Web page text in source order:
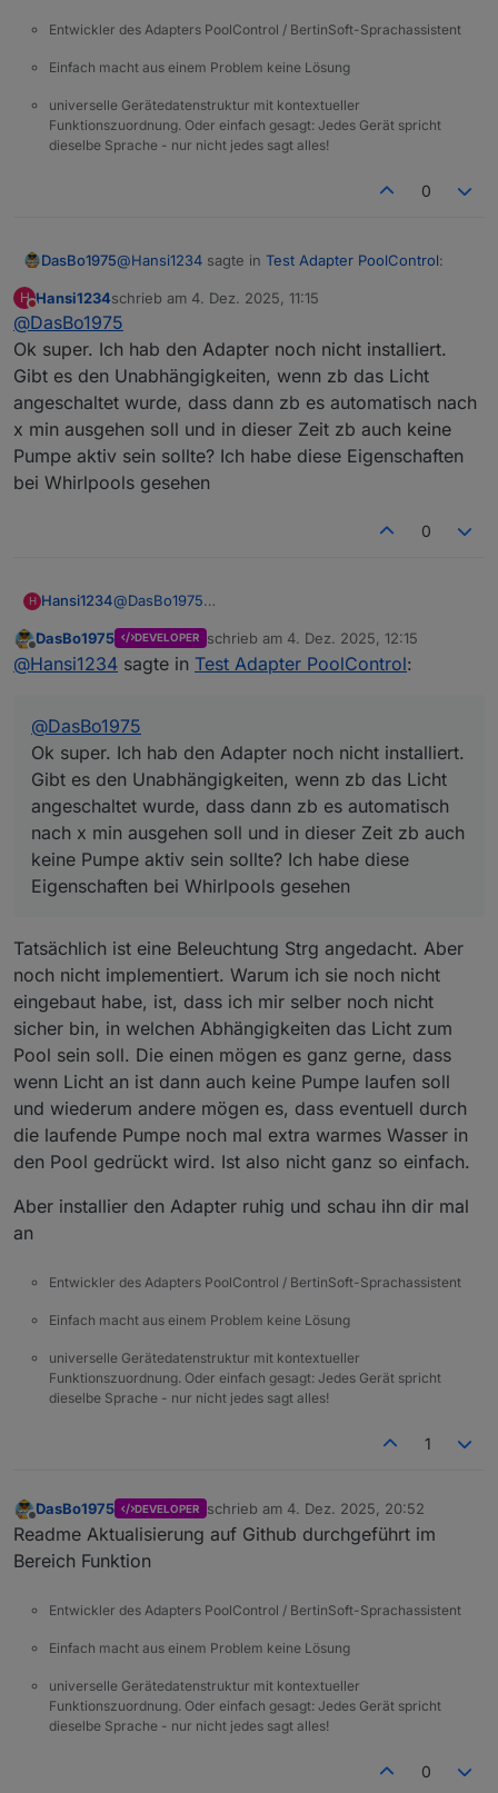
Entwickler des Adapters PoolControl / BertinSoft-Sprachassistent
Einfach macht aus einem Problem keine Lösung
universelle Gerätedatenstruktur mit kontextueller
Funktionszuordnung. Oder einfach gesagt: Jedes Gerät spricht
dieselbe Sprache - nur nicht jedes sagt alles!
0
DasBo1975@Hansi1234 sagte in Test Adapter PoolControl:
der GitHub Seite aktuell? Ich hab ein paar
Ideen, welche da z.B. nicht aufgeführt sind.
Hallo. Ideen und Anregung am besten hier im
Forum posten. Unabhängig davon, wie aktuell die
Auflistung auf github ist. Geht hab selber ist aber
auf einem relativ aktuellem Stand.
H
Nicht stören
Hansi1234schrieb am 4. Dez. 2025, 11:15
zuletzt editiert von
@DasBo1975
Ok super. Ich hab den Adapter noch nicht installiert.
Gibt es den Unabhängigkeiten, wenn zb das Licht
angeschaltet wurde, dass dann zb es automatisch nach
x min ausgehen soll und in dieser Zeit zb auch keine
Pumpe aktiv sein sollte? Ich habe diese Eigenschaften
bei Whirlpools gesehen
0
H Hansi1234@DasBo1975
Gibt es den Unabhängigkeiten, wenn zb das Licht
angeschaltet wurde, dass dann zb es automatisch
Eigenschaften bei Whirlpools gesehen
Offline
DasBo1975 DEVELOPER schrieb am 4. Dez. 2025, 12:15
zuletzt editiert von
@Hansi1234 sagte in Test Adapter PoolControl:
@DasBo1975
Ok super. Ich hab den Adapter noch nicht installiert.
Gibt es den Unabhängigkeiten, wenn zb das Licht
angeschaltet wurde, dass dann zb es automatisch
nach x min ausgehen soll und in dieser Zeit zb auch
keine Pumpe aktiv sein sollte? Ich habe diese
Eigenschaften bei Whirlpools gesehen
Tatsächlich ist eine Beleuchtung Strg angedacht. Aber
noch nicht implementiert. Warum ich sie noch nicht
eingebaut habe, ist, dass ich mir selber noch nicht
sicher bin, in welchen Abhängigkeiten das Licht zum
Pool sein soll. Die einen mögen es ganz gerne, dass
wenn Licht an ist dann auch keine Pumpe laufen soll
und wiederum andere mögen es, dass eventuell durch
die laufende Pumpe noch mal extra warmes Wasser in
den Pool gedrückt wird. Ist also nicht ganz so einfach.
Aber installier den Adapter ruhig und schau ihn dir mal
an
Entwickler des Adapters PoolControl / BertinSoft-Sprachassistent
Einfach macht aus einem Problem keine Lösung
universelle Gerätedatenstruktur mit kontextueller
Funktionszuordnung. Oder einfach gesagt: Jedes Gerät spricht
dieselbe Sprache - nur nicht jedes sagt alles!
1
Offline
DasBo1975 DEVELOPER schrieb am 4. Dez. 2025, 20:52
zuletzt editiert von
Readme Aktualisierung auf Github durchgeführt im
Bereich Funktion
Entwickler des Adapters PoolControl / BertinSoft-Sprachassistent
Einfach macht aus einem Problem keine Lösung
universelle Gerätedatenstruktur mit kontextueller
Funktionszuordnung. Oder einfach gesagt: Jedes Gerät spricht
dieselbe Sprache - nur nicht jedes sagt alles!
0